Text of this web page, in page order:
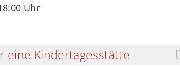
Uhr
eine Kindertagesstätte